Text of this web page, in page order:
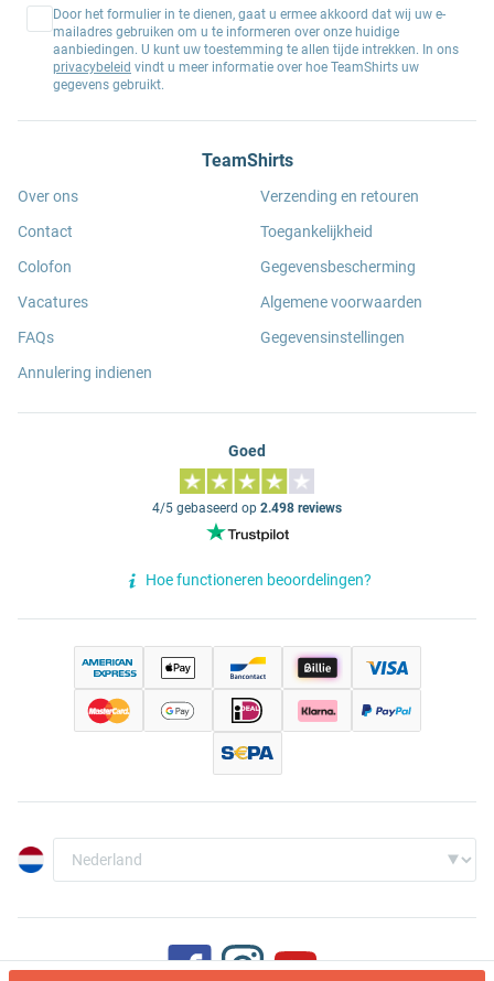
Door het formulier in te dienen, gaat u ermee akkoord dat wij uw e-
mailadres gebruiken om u te informeren over onze huidige
aanbiedingen. U kunt uw toestemming te allen tijde intrekken. In ons
privacybeleid vindt u meer informatie over hoe TeamShirts uw
gegevens gebruikt.
TeamShirts
Over ons
Contact
Colofon
Vacatures
FAQs
Annulering indienen
Verzending en retouren
Toegankelijkheid
Gegevensbescherming
Algemene voorwaarden
Gegevensinstellingen
Goed
4/5 gebaseerd op 2.498 reviews
Hoe functioneren beoordelingen?